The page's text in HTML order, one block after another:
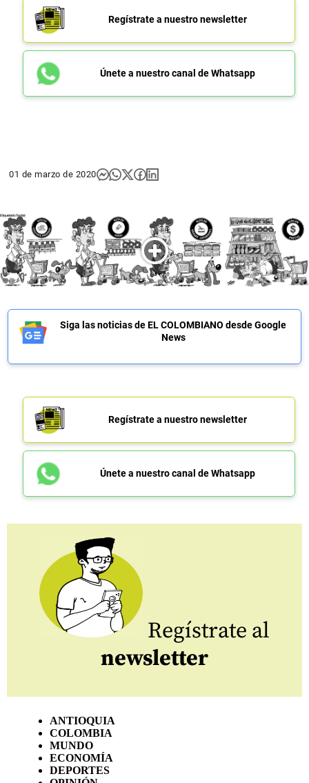
Regístrate a nuestro newsletter
Únete a nuestro canal de Whatsapp
01 de marzo de 2020
Siga las noticias de EL COLOMBIANO desde Google
News
Regístrate a nuestro newsletter
Únete a nuestro canal de Whatsapp
Regístrate al
newsletter
ANTIOQUIA
COLOMBIA
MUNDO
ECONOMÍA
DEPORTES